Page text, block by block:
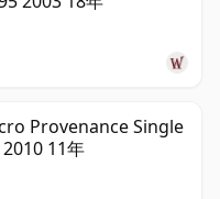
Provenance Single
11年